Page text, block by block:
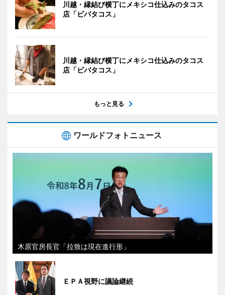
川越・縁結び横丁にメキシコ仕込みのタコス
店「ビバタコス」
川越・縁結び横丁にメキシコ仕込みのタコス
店「ビバタコス」
もっと見る
ワールドフォトニュース
木原官房長官「拉致は現在進行形」
ＥＰＡ視野に議論継続